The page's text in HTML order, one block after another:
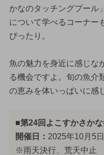
かなのタッチングプール
について学べるコーナー
ぴったり。
魚の魅力を身近に感じな
る機会ですよ。旬の魚介
の恵みを体いっぱいに感
■第24回よこすかさかな
開催日： 2025年10月5日
※雨天決行、荒天中止